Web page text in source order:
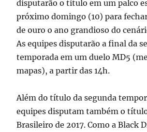
disputarão o título em um palco
próximo domingo (10) para
de ouro o ano grandioso do
As equipes disputarão a final da
temporada em um duelo MD5
mapas), a partir das 14h.
Além do título da segunda
equipes disputam também o
Brasileiro de 2017. Como a Black